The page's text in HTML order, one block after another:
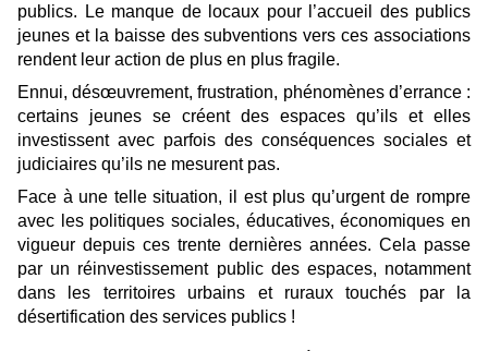
publics. Le manque de locaux pour l’accueil des publics
jeunes et la baisse des subventions vers ces associations
rendent leur action de plus en plus fragile.
Ennui, désœuvrement, frustration, phénomènes d’errance :
certains jeunes se créent des espaces qu’ils et elles
investissent avec parfois des conséquences sociales et
judiciaires qu’ils ne mesurent pas.
Face à une telle situation, il est plus qu’urgent de rompre
avec les politiques sociales, éducatives, économiques en
vigueur depuis ces trente dernières années. Cela passe
par un réinvestissement public des espaces, notamment
dans les territoires urbains et ruraux touchés par la
désertification des services publics !